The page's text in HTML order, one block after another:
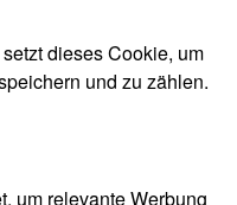
dieses Cookie, um
und zu zählen.
um relevante Werbung